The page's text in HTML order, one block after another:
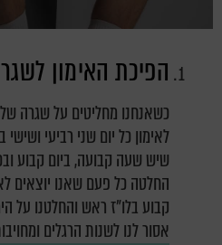
הפיכת האימון
כשאנחנו מחליטים על שגרה של
שיש שעה קבועה, ביום קבוע
החלטה כל פעם שאנו יוצאים
קבוע בלו"ז ראש והחלטנו על
אסור לנו לשנות הרגלים